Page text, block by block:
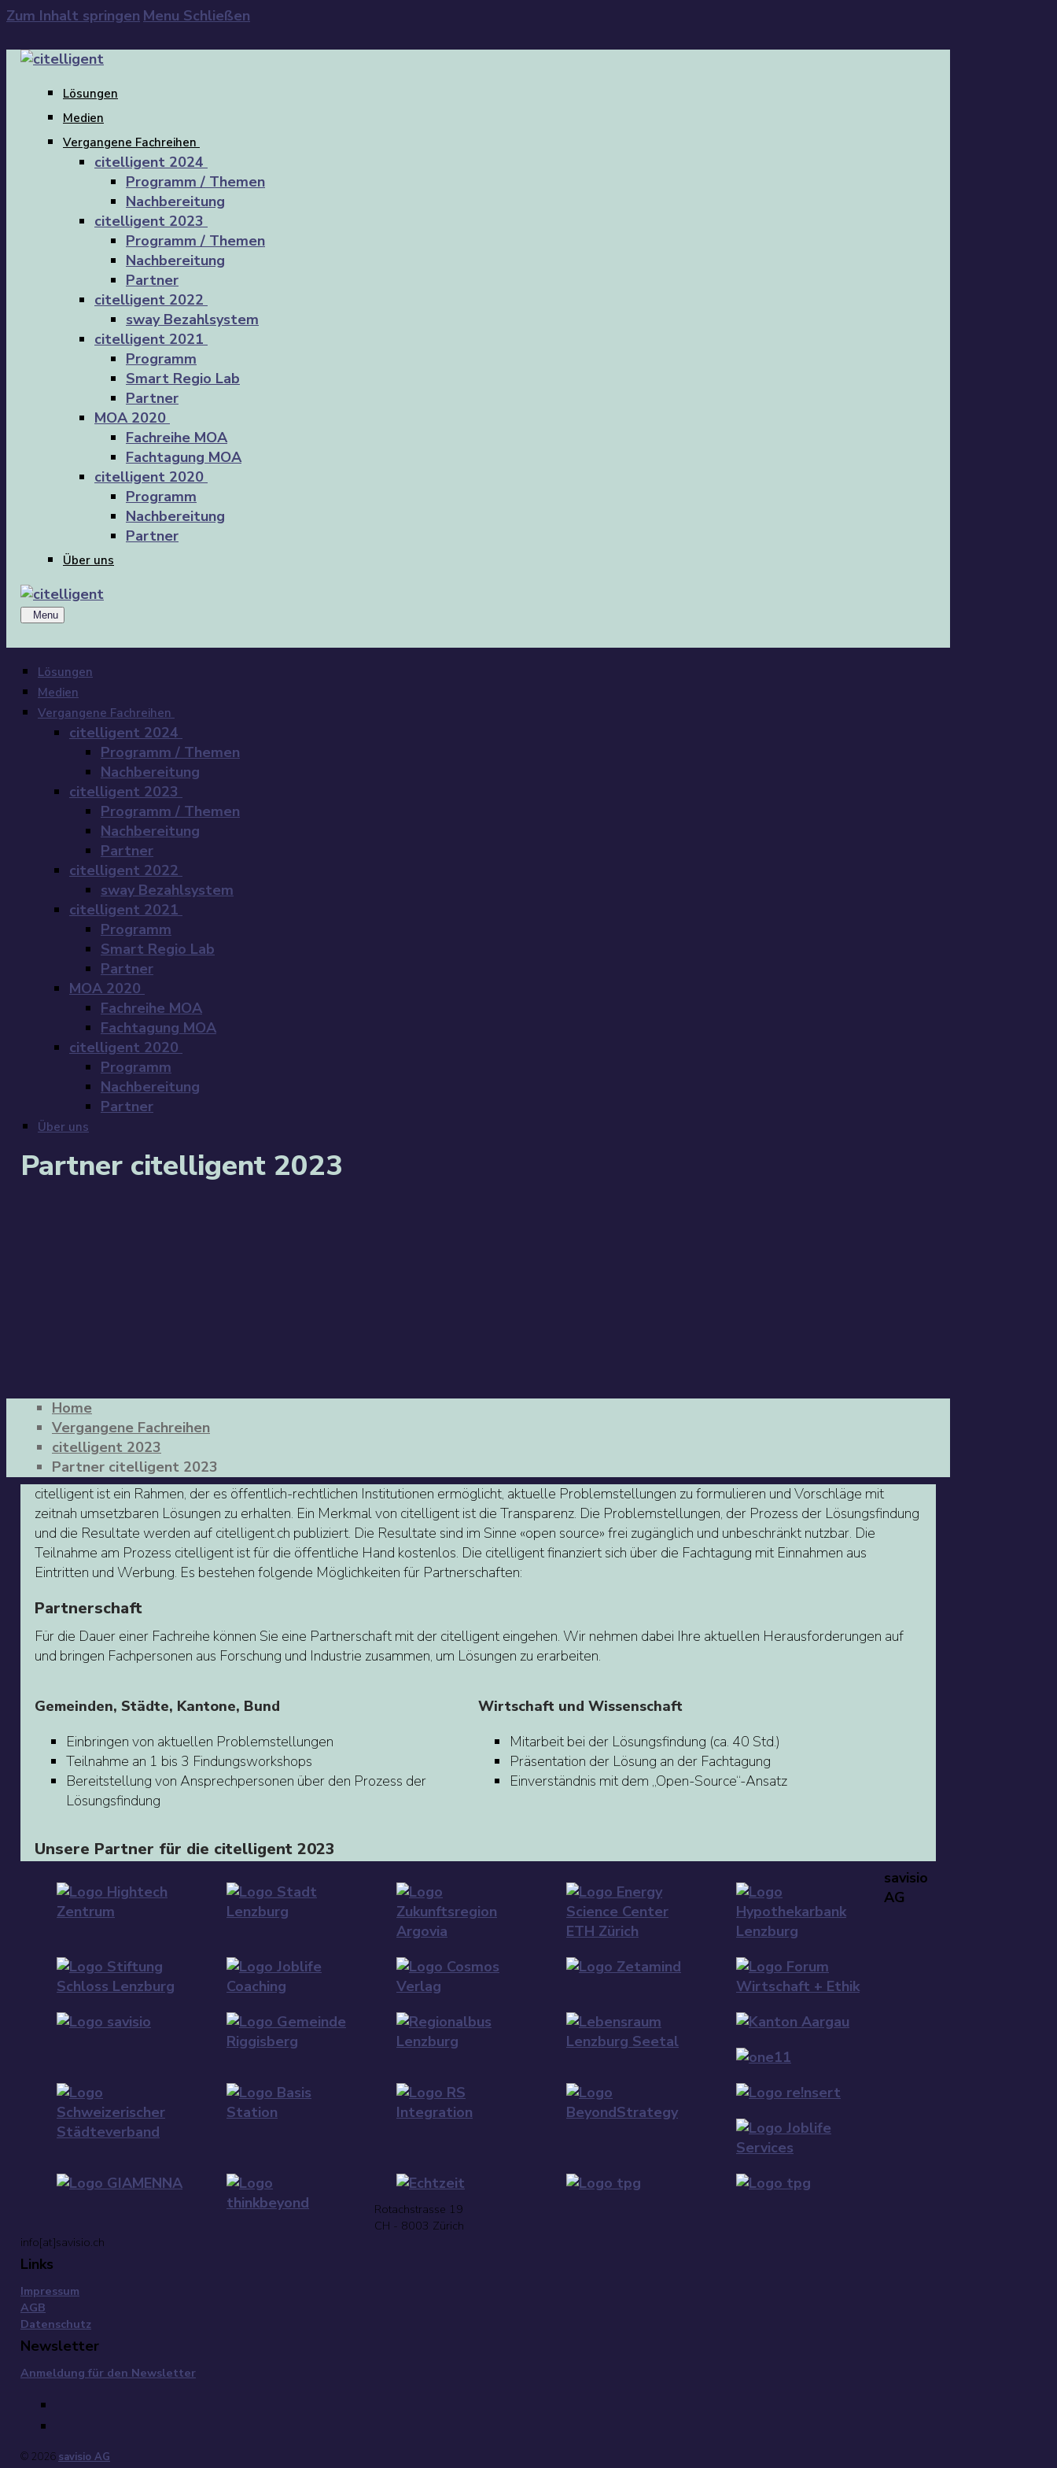
Zum Inhalt springen Menu Schließen
Lösungen
Medien
Vergangene Fachreihen
citelligent 2024
Programm / Themen
Nachbereitung
citelligent 2023
Programm / Themen
Nachbereitung
Partner
citelligent 2022
sway Bezahlsystem
citelligent 2021
Programm
Smart Regio Lab
Partner
MOA 2020
Fachreihe MOA
Fachtagung MOA
citelligent 2020
Programm
Nachbereitung
Partner
Über uns
Menu
Lösungen
Medien
Vergangene Fachreihen
citelligent 2024
Programm / Themen
Nachbereitung
citelligent 2023
Programm / Themen
Nachbereitung
Partner
citelligent 2022
sway Bezahlsystem
citelligent 2021
Programm
Smart Regio Lab
Partner
MOA 2020
Fachreihe MOA
Fachtagung MOA
citelligent 2020
Programm
Nachbereitung
Partner
Über uns
Partner citelligent 2023
Home
Vergangene Fachreihen
citelligent 2023
Partner citelligent 2023
citelligent ist ein Rahmen, der es öffentlich-rechtlichen Institutionen ermöglicht, aktuelle Problemstellungen zu formulieren und Vorschläge mit
zeitnah umsetzbaren Lösungen zu erhalten. Ein Merkmal von citelligent ist die Transparenz. Die Problemstellungen, der Prozess der Lösungsfindung
und die Resultate werden auf citelligent.ch publiziert. Die Resultate sind im Sinne «open source» frei zugänglich und unbeschränkt nutzbar. Die
Teilnahme am Prozess citelligent ist für die öffentliche Hand kostenlos. Die citelligent finanziert sich über die Fachtagung mit Einnahmen aus
Eintritten und Werbung. Es bestehen folgende Möglichkeiten für Partnerschaften:
Partnerschaft
Für die Dauer einer Fachreihe können Sie eine Partnerschaft mit der citelligent eingehen. Wir nehmen dabei Ihre aktuellen Herausforderungen auf
und bringen Fachpersonen aus Forschung und Industrie zusammen, um Lösungen zu erarbeiten.
Gemeinden, Städte, Kantone, Bund
Einbringen von aktuellen Problemstellungen
Teilnahme an 1 bis 3 Findungsworkshops
Bereitstellung von Ansprechpersonen über den Prozess der
Lösungsfindung
Wirtschaft und Wissenschaft
Mitarbeit bei der Lösungsfindung (ca. 40 Std.)
Präsentation der Lösung an der Fachtagung
Einverständnis mit dem „Open-Source“-Ansatz
Unsere Partner für die citelligent 2023
savisio
AG
Rotachstrasse 19
CH - 8003 Zürich
info[at]savisio.ch
Links
Impressum
AGB
Datenschutz
Newsletter
Anmeldung für den Newsletter
© 2026 savisio AG